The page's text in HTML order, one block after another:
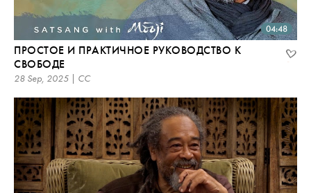
04:48
ПРОСТОЕ И ПРАКТИЧНОЕ РУКОВОДСТВО К
СВОБОДЕ
28 Sep, 2025 | CC